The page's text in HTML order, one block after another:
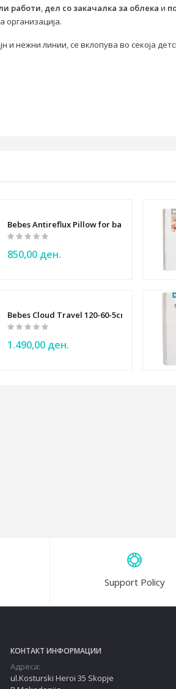
Tippee
работи, дел со закачалка за облека и
организација.
и нежни линии, се вклопува во секоја
Bebes Antireflux Pillow for baby
850,00 ден.
Bebes Cloud Travel 120-60-5cm Baby
1.490,00 ден.
Support Policy
КОНТАКТ ИНФОРМАЦИИ
Адреса:
ul.Kosturski Heroi 35 Skopje